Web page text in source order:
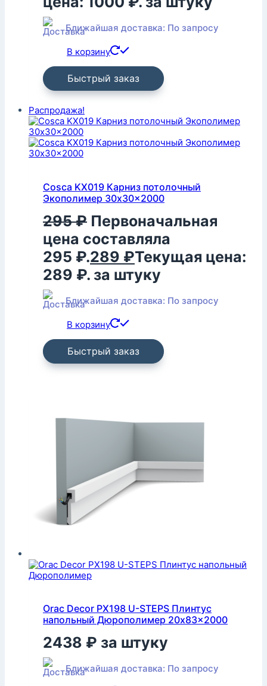
Ближайшая доставка: По запросу
В корзину
Быстрый заказ
Распродажа!
Cosca KX019 Карниз потолочный
Экополимер 30x30x2000
295₽ Первоначальная
цена составляла
295 ₽.289 ₽Текущая цена:
289 ₽. за штуку
Ближайшая доставка: По запросу
В корзину
Быстрый заказ
Orac Decor PX198 U-STEPS Плинтус
напольный Дюрополимер 20x83x2000
2438 ₽ за штуку
Ближайшая доставка: По запросу